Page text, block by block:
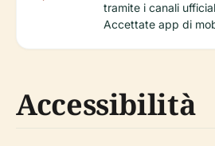
tramite i canali
Accettate app di
Accessibilità